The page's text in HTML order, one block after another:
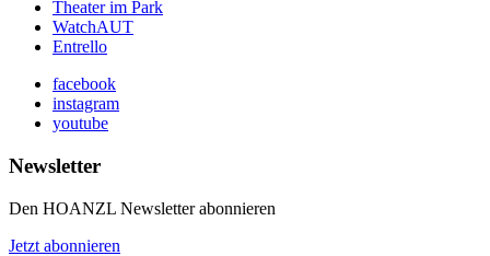
Theater im Park
WatchAUT
Entrello
facebook
instagram
youtube
Newsletter
Den HOANZL Newsletter abonnieren
Jetzt abonnieren